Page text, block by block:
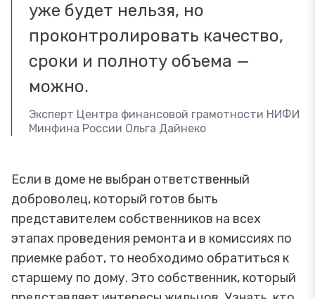
уже будет нельзя, но
проконтролировать качество,
сроки и полноту объема —
можно.
Эксперт Центра финансовой грамотности НИФИ
Минфина России Ольга Дайнеко
Если в доме не выбран ответственный
доброволец, который готов быть
представителем собственников на всех
этапах проведения ремонта и в комиссиях по
приемке работ, то необходимо обратиться к
старшему по дому. Это собственник, который